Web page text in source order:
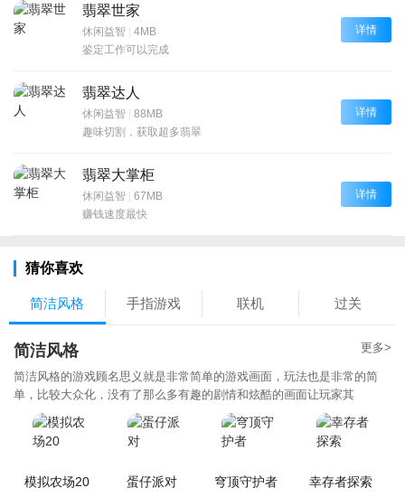
翡翠世家
休闲益智 | 4MB
鉴定工作可以完成
详情
翡翠达人
休闲益智 | 88MB
趣味切割，获取超多翡翠
详情
翡翠大掌柜
休闲益智 | 67MB
赚钱速度最快
详情
猜你喜欢
简洁风格 手指游戏 联机 过关
简洁风格 更多>
简洁风格的游戏顾名思义就是非常简单的游戏画面，玩法也是非常的简
单，比较大众化，没有了那么多有趣的剧情和炫酷的画面让玩家其
模拟农场20 蛋仔派对 穹顶守护者 幸存者探索